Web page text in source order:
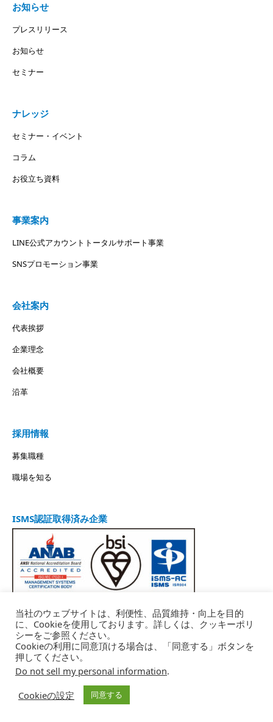
お知らせ
プレスリリース
お知らせ
セミナー
ナレッジ
セミナー・イベント
コラム
お役立ち資料
事業案内
LINE公式アカウントトータルサポート事業
SNSプロモーション事業
会社案内
代表挨拶
企業理念
会社概要
沿革
採用情報
募集職種
職場を知る
ISMS認証取得済み企業
データポリシー
広告の品質確保
コンプライアンス等の相談
お問い合わせ
Copyright © 株式会社トーチライト（Torchlight Inc.） All Rights Reserved.
当社のウェブサイトは、利便性、品質維持・向上を目的
に、Cookieを使用しております。詳しくは、クッキーポリ
シーをご参照ください。
Cookieの利用に同意頂ける場合は、「同意する」ボタンを
押してください。
Do not sell my personal information.
Cookieの設定
同意する